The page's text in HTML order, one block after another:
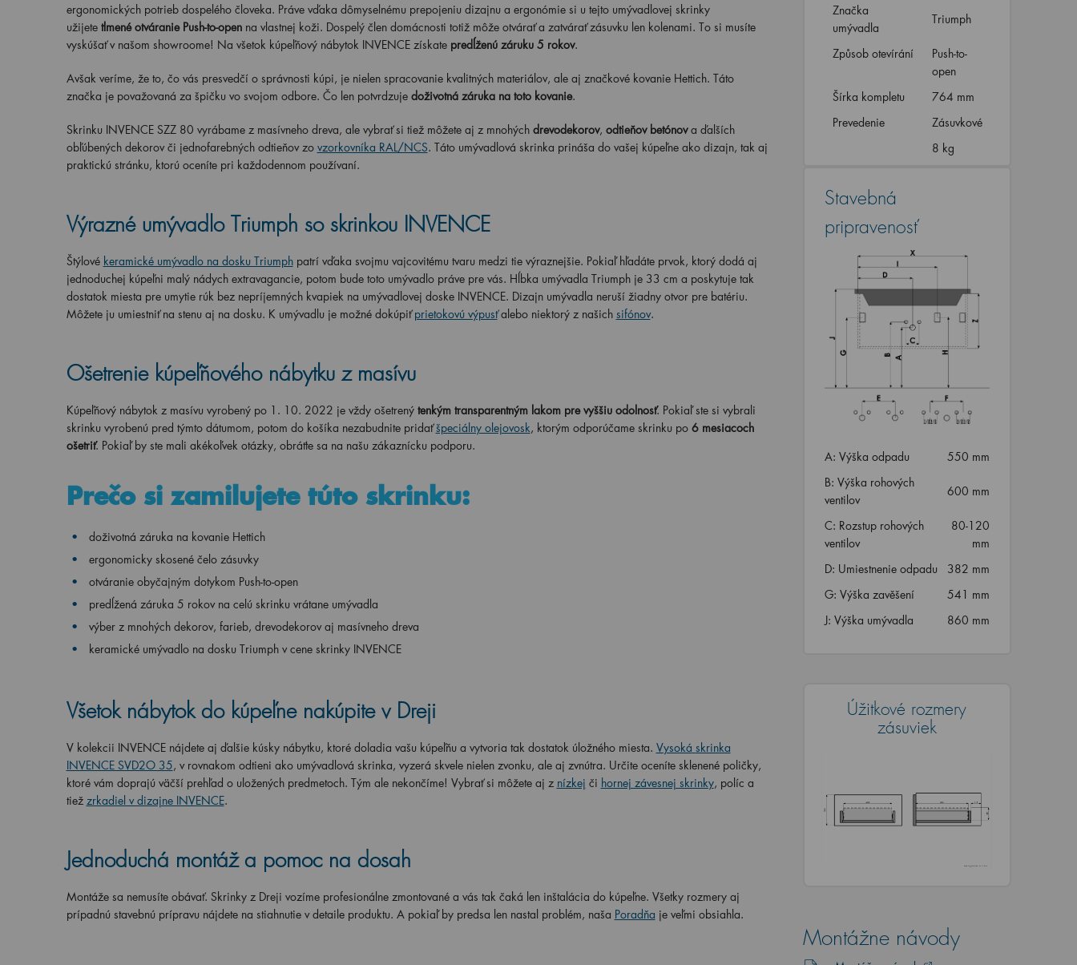
ergonomických potrieb dospelého človeka. Práve vďaka dômyselnému prepojeniu dizajnu a ergonómie si u tejto umývadlovej skrinky
užijete tlmené otváranie Push-to-open na vlastnej koži. Dospelý člen domácnosti totiž môže otvárať a zatvárať zásuvku len kolenami. To si musíte
vyskúšať v našom showroome! Na všetok kúpeľňový nábytok INVENCE získate predĺženú záruku 5 rokov.
Avšak veríme, že to, čo vás presvedčí o správnosti kúpi, je nielen spracovanie kvalitných materiálov, ale aj značkové kovanie Hettich. Táto
značka je považovaná za špičku vo svojom odbore. Čo len potvrdzuje doživotná záruka na toto kovanie.
Skrinku INVENCE SZZ 80 vyrábame z masívneho dreva, ale vybrať si tiež môžete aj z mnohých drevodekorov, odtieňov betónov a ďalších
obľúbených dekorov či jednofarebných odtieňov zo vzorkovníka RAL/NCS. Táto umývadlová skrinka prináša do vašej kúpeľne ako dizajn, tak aj
praktickú stránku, ktorú oceníte pri každodennom používaní.
Výrazné umývadloTriumph so skrinkouINVENCE
Štýlové keramické umývadlo na dosku Triumph patrí vďaka svojmu vajcovitému tvaru medzi tie výraznejšie. Pokiaľ hľadáte prvok, ktorý dodá aj
jednoduchej kúpeľni malý nádych extravagancie, potom bude toto umývadlo práve pre vás. Hĺbka umývadla Triumph je 33 cm a poskytuje tak
dostatok miesta pre umytie rúk bez nepríjemných kvapiek na umývadlovej doske INVENCE. Dizajn umývadla neruší žiadny otvor pre batériu.
Môžete ju umiestniť na stenu aj na dosku. K umývadlu je možné dokúpiť prietokovú výpusťalebo niektorý z našich sifónov.
Ošetrenie kúpeľňového nábytku z masívu
Kúpeľňový nábytok z masívu vyrobený po 1. 10. 2022 je vždy ošetrený tenkým transparentným lakom pre vyššiu odolnosť. Pokiaľ ste si vybrali
skrinku vyrobenú pred týmto dátumom, potom do košíka nezabudnite pridať špeciálny olejovosk, ktorým odporúčame skrinku po 6 mesiacoch
ošetriť. Pokiaľ by ste mali akékoľvek otázky, obráťte sa na našu zákaznícku podporu.
Prečo si zamilujete túto skrinku:
doživotná záruka na kovanie Hettich
ergonomicky skosené čelo zásuvky
otváranie obyčajným dotykom Push-to-open
predĺžená záruka 5 rokov na celú skrinku vrátane umývadla
výber z mnohých dekorov, farieb, drevodekorov aj masívneho dreva
keramické umývadlo na dosku Triumph v cene skrinky INVENCE
Všetok nábytok do kúpeľne nakúpite v Dreji
V kolekcii INVENCE nájdete aj ďalšie kúsky nábytku, ktoré doladia vašu kúpeľňu a vytvoria tak dostatok úložného miesta. Vysoká skrinka
INVENCE SVD2O 35, v rovnakom odtieni ako umývadlová skrinka, vyzerá skvele nielen zvonku, ale aj zvnútra. Určite oceníte sklenené poličky,
ktoré vám doprajú väčší prehľad o uložených predmetoch. Tým ale nekončíme! Vybrať si môžete aj z nízkej či hornej závesnej skrinky, políc a
tiež zrkadiel v dizajne INVENCE.
Jednoduchá montáž a pomoc na dosah
Montáže sa nemusíte obávať. Skrinky z Dreji vozíme profesionálne zmontované a vás tak čaká len inštalácia do kúpeľne. Všetky rozmery aj
prípadnú stavebnú prípravu nájdete na stiahnutie v detaile produktu. A pokiaľ by predsa len nastal problém, naša Poradňa je veľmi obsiahla.
Značka
umývadla
Triumph
Způsob otevírání
Push-to-
open
Šírka kompletu
764 mm
Prevedenie
Zásuvkové
8 kg
Stavebná
pripravenosť
A: Výška odpadu
550 mm
B: Výška rohových
ventilov
600 mm
C: Rozstup rohových
ventilov
80-120
mm
D: Umiestnenie odpadu
382 mm
G: Výška zavěšení
541 mm
J: Výška umývadla
860 mm
Úžitkové rozmery
zásuviek
Montážne návody